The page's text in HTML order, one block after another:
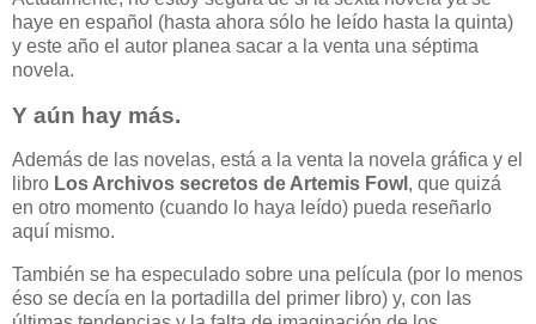
haye en español (hasta ahora sólo he leído hasta la quinta)
y este año el autor planea sacar a la venta una séptima
novela.
Y aún hay más.
Además de las novelas, está a la venta la novela gráfica y el
libro Los Archivos secretos de Artemis Fowl , que quizá
en otro momento (cuando lo haya leído) pueda reseñarlo
aquí mismo.
También se ha especulado sobre una película (por lo menos
éso se decía en la portadilla del primer libro) y, con las